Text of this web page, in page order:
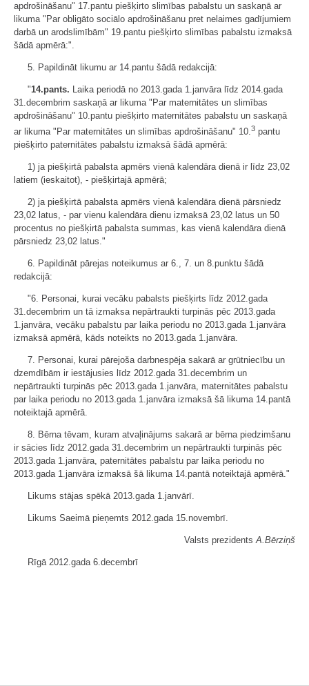
apdrošināšanu" 17.pantu piešķirto slimības pabalstu un saskaņā ar
likuma "Par obligāto sociālo apdrošināšanu pret nelaimes gadījumiem
darbā un arodslimībām" 19.pantu piešķirto slimības pabalstu izmaksā
šādā apmērā:".
5. Papildināt likumu ar 14.pantu šādā redakcijā:
"14.pants. Laika periodā no 2013.gada 1.janvāra līdz 2014.gada
31.decembrim saskaņā ar likuma "Par maternitātes un slimības
apdrošināšanu" 10.pantu piešķirto maternitātes pabalstu un saskaņā
ar likuma "Par maternitātes un slimības apdrošināšanu" 10.3 pantu
piešķirto paternitātes pabalstu izmaksā šādā apmērā:
1) ja piešķirtā pabalsta apmērs vienā kalendāra dienā ir līdz 23,02
latiem (ieskaitot), - piešķirtajā apmērā;
2) ja piešķirtā pabalsta apmērs vienā kalendāra dienā pārsniedz
23,02 latus, - par vienu kalendāra dienu izmaksā 23,02 latus un 50
procentus no piešķirtā pabalsta summas, kas vienā kalendāra dienā
pārsniedz 23,02 latus."
6. Papildināt pārejas noteikumus ar 6., 7. un 8.punktu šādā
redakcijā:
"6. Personai, kurai vecāku pabalsts piešķirts līdz 2012.gada
31.decembrim un tā izmaksa nepārtraukti turpinās pēc 2013.gada
1.janvāra, vecāku pabalstu par laika periodu no 2013.gada 1.janvāra
izmaksā apmērā, kāds noteikts no 2013.gada 1.janvāra.
7. Personai, kurai pārejoša darbnespēja sakarā ar grūtniecību un
dzemdībām ir iestājusies līdz 2012.gada 31.decembrim un
nepārtraukti turpinās pēc 2013.gada 1.janvāra, maternitātes pabalstu
par laika periodu no 2013.gada 1.janvāra izmaksā šā likuma 14.pantā
noteiktajā apmērā.
8. Bērna tēvam, kuram atvaļinājums sakarā ar bērna piedzimšanu
ir sācies līdz 2012.gada 31.decembrim un nepārtraukti turpinās pēc
2013.gada 1.janvāra, paternitātes pabalstu par laika periodu no
2013.gada 1.janvāra izmaksā šā likuma 14.pantā noteiktajā apmērā."
Likums stājas spēkā 2013.gada 1.janvārī.
Likums Saeimā pieņemts 2012.gada 15.novembrī.
Valsts prezidentsA.Bērziņš
Rīgā 2012.gada 6.decembrī